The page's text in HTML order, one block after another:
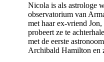
Nicola is als astrologe
observatorium van
met haar ex-vriend
probeert ze te
met de eerste
Archibald Hamilton en